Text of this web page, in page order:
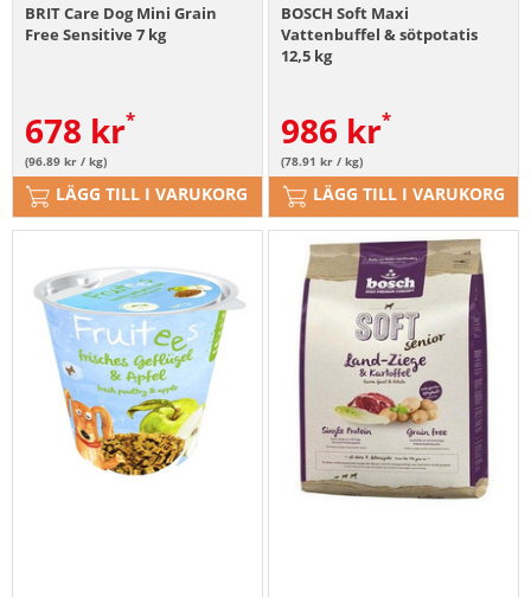
BRIT Care Dog Mini Grain
Free Sensitive 7 kg
678 kr
(96.89 kr / kg)
LÄGG TILL I VARUKORG
BOSCH Soft Maxi
Vattenbuffel & sötpotatis
12,5 kg
986 kr
(78.91 kr / kg)
LÄGG TILL I VARUKORG